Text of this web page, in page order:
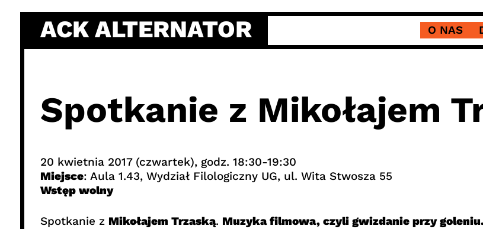
content
ACK ALTERNATOR O NAS
Spotkanie z Mikołajem
20 kwietnia 2017 (czwartek), godz. 18:30-19:30
Miejsce: Aula 1.43, Wydział Filologiczny UG, ul. Wita Stwosza 55
Wstęp wolny
Spotkanie z Mikołajem Trzaską. Muzyka filmowa, czyli gwizdanie przy